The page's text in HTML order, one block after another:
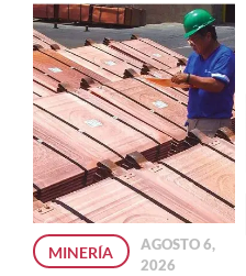
MINERÍA
AGOSTO 6,
2026